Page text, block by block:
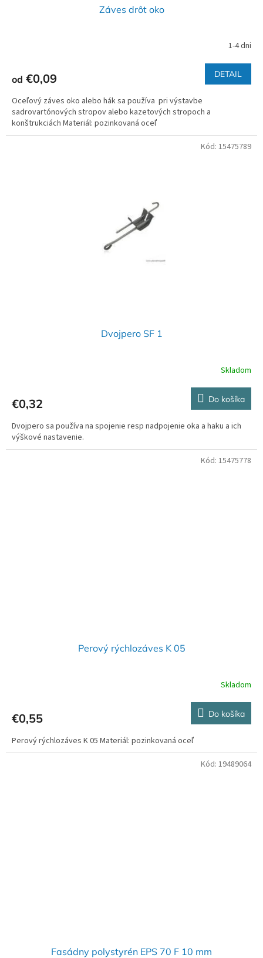
Záves drôt oko
1-4 dni
od €0,09 DETAIL
Oceľový záves oko alebo hák sa používa pri výstavbe
sadrovartónových stropov alebo kazetových stropoch a
konštrukciách Materiál: pozinkovaná oceľ
Dvojpero SF 1
Skladom
€0,32 Do košíka
Dvojpero sa používa na spojenie resp nadpojenie oka a haku a ich
výškové nastavenie.
Kód: 15475789
Perový rýchlozáves K 05
Skladom
€0,55 Do košíka
Perový rýchlozáves K 05 Materiál: pozinkovaná oceľ
Kód: 15475778
Fasádny polystyrén EPS 70 F 10 mm
Kód: 19489064